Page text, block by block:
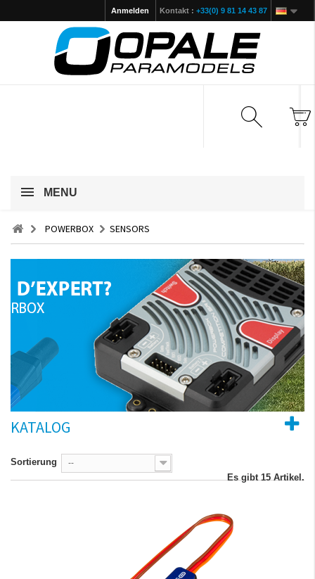
Kontakt : +33(0) 9 81 14 43 87
Anmelden
MENU
POWERBOX SENSORS
KATALOG
Es gibt 15 Artikel.
Sortierung --